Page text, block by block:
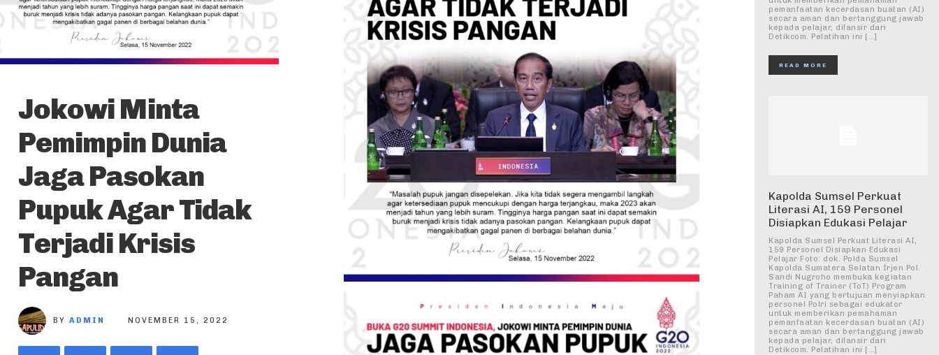
Jokowi Minta
Pemimpin Dunia
Jaga Pasokan
Pupuk Agar Tidak
Terjadi Krisis
Pangan
BY ADMIN NOVEMBER 15, 2022
pemanfaatan kecerdasan buatan (AI)
secara aman dan bertanggung jawab
kepada pelajar, dilansir dari
Detikcom. Pelatihan ini […]
READ MORE
Kapolda Sumsel Perkuat
Literasi AI, 159 Personel
Disiapkan Edukasi Pelajar
Kapolda Sumsel Perkuat Literasi AI,
159 Personel Disiapkan Edukasi
Pelajar Foto: dok. Polda Sumsel
Kapolda Sumatera Selatan Irjen Pol.
Sandi Nugroho membuka kegiatan
Training of Trainer (ToT) Program
Paham AI yang bertujuan menyiapkan
personel Polri sebagai edukator
untuk memberikan pemahaman
pemanfaatan kecerdasan buatan (AI)
secara aman dan bertanggung jawab
kepada pelajar, dilansir dari
Detikcom. Pelatihan ini […]